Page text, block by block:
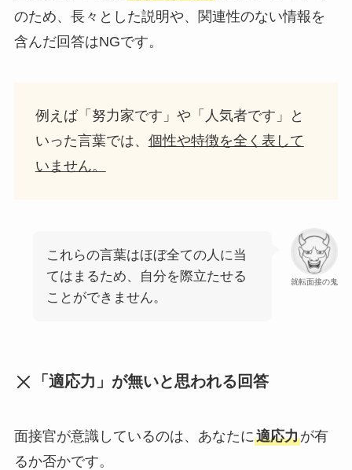
のため、長々とした説明や、関連性のない情報を
含んだ回答はNGです。
例えば「努力家です」や「人気者です」と
いった言葉では、 個性や特徴を全く表して
いません。
就転面接の鬼
これらの言葉はほぼ全ての人に当
てはまるため、自分を際立たせる
ことができません。
「適応力」が無いと思われる回答
面接官が意識しているのは、あなたに適応力が有
るか否かです。